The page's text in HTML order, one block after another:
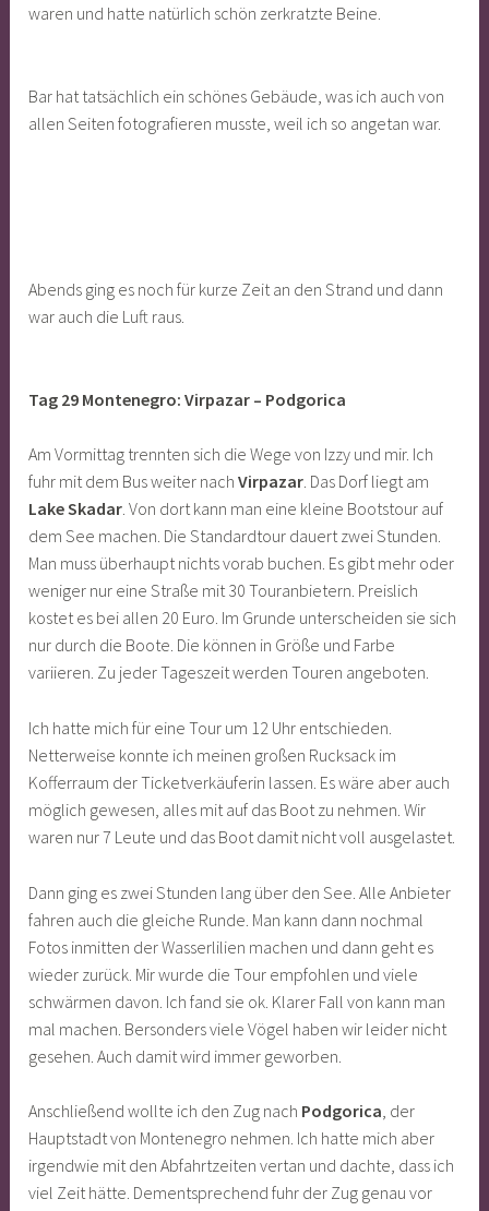
waren und hatte natürlich schön zerkratzte Beine.
Bar hat tatsächlich ein schönes Gebäude, was ich auch von
allen Seiten fotografieren musste, weil ich so angetan war.
Abends ging es noch für kurze Zeit an den Strand und dann
war auch die Luft raus.
Tag 29 Montenegro: Virpazar – Podgorica
Am Vormittag trennten sich die Wege von Izzy und mir. Ich
fuhr mit dem Bus weiter nachVirpazar. Das Dorf liegt am
Lake Skadar. Von dort kann man eine kleine Bootstour auf
dem See machen. Die Standardtour dauert zwei Stunden.
Man muss überhaupt nichts vorab buchen. Es gibt mehr oder
weniger nur eine Straße mit 30 Touranbietern. Preislich
kostet es bei allen 20 Euro. Im Grunde unterscheiden sie sich
nur durch die Boote. Die können in Größe und Farbe
variieren. Zu jeder Tageszeit werden Touren angeboten.
Ich hatte mich für eine Tour um 12 Uhr entschieden.
Netterweise konnte ich meinen großen Rucksack im
Kofferraum der Ticketverkäuferin lassen. Es wäre aber auch
möglich gewesen, alles mit auf das Boot zu nehmen. Wir
waren nur 7 Leute und das Boot damit nicht voll ausgelastet.
Dann ging es zwei Stunden lang über den See. Alle Anbieter
fahren auch die gleiche Runde. Man kann dann nochmal
Fotos inmitten der Wasserlilien machen und dann geht es
wieder zurück. Mir wurde die Tour empfohlen und viele
schwärmen davon. Ich fand sie ok. Klarer Fall von kann man
mal machen. Bersonders viele Vögel haben wir leider nicht
gesehen. Auch damit wird immer geworben.
Anschließend wollte ich den Zug nach Podgorica, der
Hauptstadt von Montenegro nehmen. Ich hatte mich aber
irgendwie mit den Abfahrtzeiten vertan und dachte, dass ich
viel Zeit hätte. Dementsprechend fuhr der Zug genau vor